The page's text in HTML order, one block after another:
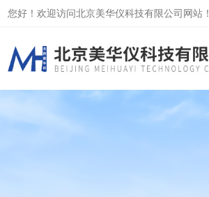
您好！欢迎访问北京美华仪科技有限公司网站！